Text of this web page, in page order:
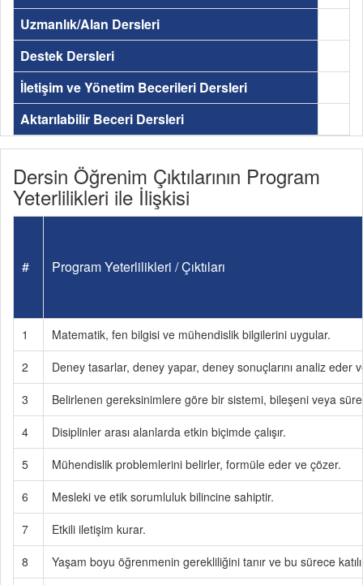
Uzmanlık/Alan Dersleri
Destek Dersleri
İletişim ve Yönetim Becerileri Dersleri
Aktarılabilir Beceri Dersleri
Dersin Öğrenim Çıktılarının Program
Yeterlilikleri ile İlişkisi
# Program Yeterlilikleri / Çıktıları
1
Matematik, fen bilgisi ve mühendislik bilgilerini uygular.
2
Deney tasarlar, deney yapar, deney sonuçlarını analiz eder
3
Belirlenen gereksinimlere göre bir sistemi, bileşeni veya
4
Disiplinler arası alanlarda etkin biçimde çalışır.
5
Mühendislik problemlerini belirler, formüle eder ve çözer.
6
Mesleki ve etik sorumluluk bilincine sahiptir.
7
Etkili iletişim kurar.
8
Yaşam boyu öğrenmenin gerekliliğini tanır ve bu sürece